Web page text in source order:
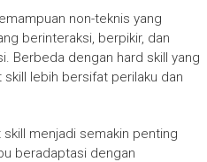
non-teknis yang
berinteraksi, berpikir, dan
Berbeda dengan hard skill yang
lebih bersifat perilaku dan
menjadi semakin penting
beradaptasi dengan